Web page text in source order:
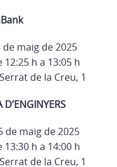
de maig de 2025
12:25 h a 13:05 h
de la Creu, 1
D’ENGINYERS
de maig de 2025
13:30 h a 14:00 h
de la Creu, 1